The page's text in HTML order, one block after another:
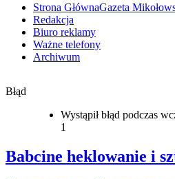
Strona GłównaGazeta
Redakcja
Biuro reklamy
Ważne telefony
Archiwum
Błąd
Wystąpił błąd podczas
1
Babcine heklowanie i